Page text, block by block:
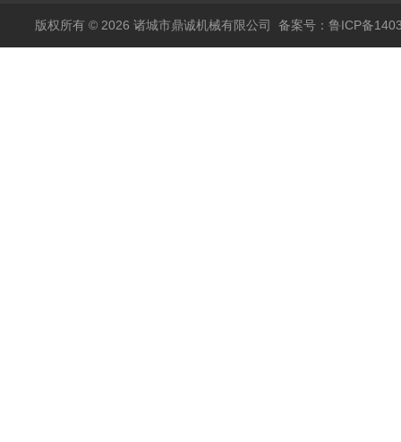
版权所有 © 2026 诸城市鼎诚机械有限公司 备案号：鲁ICP备